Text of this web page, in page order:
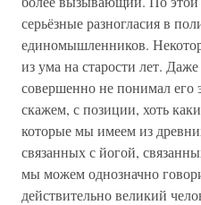
серьёзные разногласия в
единомышленников.
из ума на старости лет.
совершенно не понимал его
скажем, с позиции, хоть
которые мы имеем из
связанных с йогой,
мы можем однозначно
действительно великий